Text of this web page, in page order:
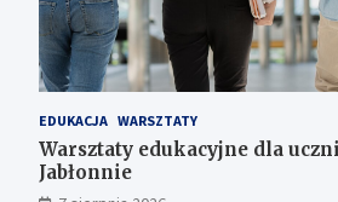
EDUKACJA WARSZTATY
Warsztaty edukacyjne dla
Jabłonnie